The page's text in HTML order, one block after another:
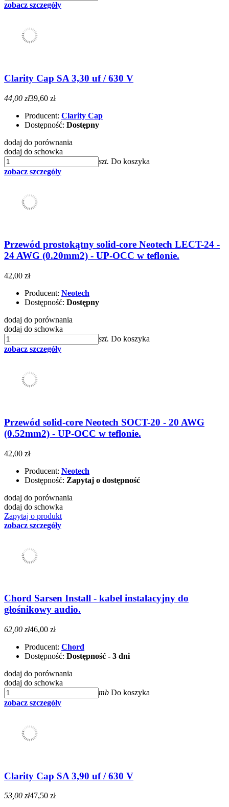
zobacz szczegóły
Clarity Cap SA 3,30 uf / 630 V
44,00 zł39,60 zł
Producent: Clarity Cap
Dostępność: Dostępny
dodaj do porównania
dodaj do schowka
szt. Do koszyka
zobacz szczegóły
Przewód prostokątny solid-core Neotech LECT-24 -
24 AWG (0.20mm2) - UP-OCC w teflonie.
42,00 zł
Producent: Neotech
Dostępność: Dostępny
dodaj do porównania
dodaj do schowka
szt. Do koszyka
zobacz szczegóły
Przewód solid-core Neotech SOCT-20 - 20 AWG
(0.52mm2) - UP-OCC w teflonie.
42,00 zł
Producent: Neotech
Dostępność: Zapytaj o dostępność
dodaj do porównania
dodaj do schowka
Zapytaj o produkt
zobacz szczegóły
Chord Sarsen Install - kabel instalacyjny do
głośnikowy audio.
62,00 zł46,00 zł
Producent: Chord
Dostępność: Dostępność - 3 dni
dodaj do porównania
dodaj do schowka
mb Do koszyka
zobacz szczegóły
Clarity Cap SA 3,90 uf / 630 V
53,00 zł47,50 zł